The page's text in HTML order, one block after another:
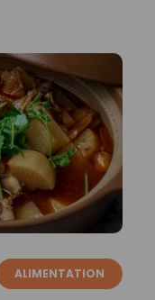
ALIMENTATION